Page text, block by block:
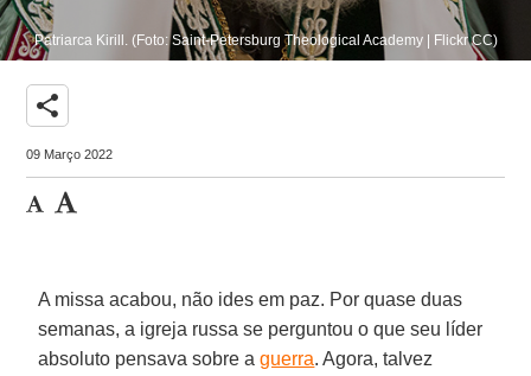
Patriarca Kirill. (Foto: Saint-Petersburg Theological Academy | Flickr CC)
share
09 Março 2022
A missa acabou, não ides em paz. Por quase duas
semanas, a igreja russa se perguntou o que seu líder
absoluto pensava sobre aguerra. Agora, talvez